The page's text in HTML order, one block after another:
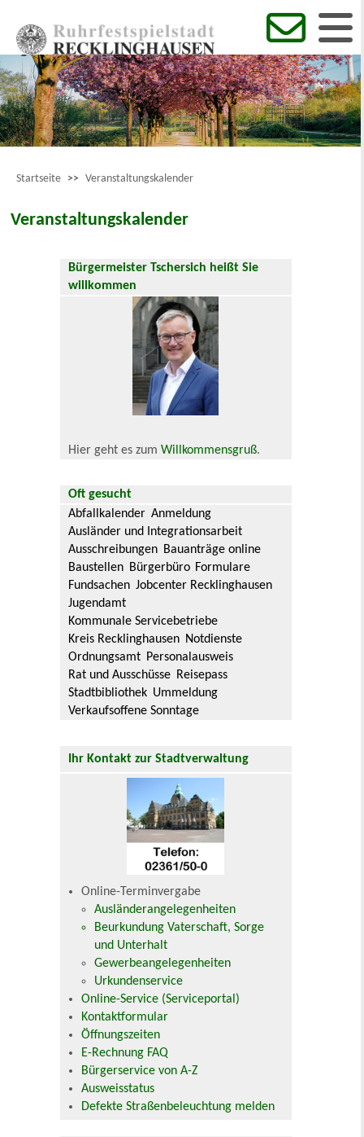
Startseite >> Veranstaltungskalender
Veranstaltungskalender
Bürgermeister Tschersich heißt Sie
willkommen
Hier geht es zumWillkommensgruß.
Oft gesucht
Abfallkalender Anmeldung
Ausländer und Integrationsarbeit
Ausschreibungen Bauanträge online
Baustellen Bürgerbüro Formulare
Fundsachen Jobcenter Recklinghausen
Jugendamt
Kommunale Servicebetriebe
Kreis Recklinghausen Notdienste
Ordnungsamt Personalausweis
Rat und Ausschüsse Reisepass
Stadtbibliothek Ummeldung
Verkaufsoffene Sonntage
Ihr Kontakt zur Stadtverwaltung
Online-Terminvergabe
Ausländerangelegenheiten
Beurkundung Vaterschaft, Sorge
und Unterhalt
Gewerbeangelegenheiten
Urkundenservice
Online-Service (Serviceportal)
Kontaktformular
Öffnungszeiten
E-Rechnung FAQ
Bürgerservice von A-Z
Ausweisstatus
Defekte Straßenbeleuchtung melden